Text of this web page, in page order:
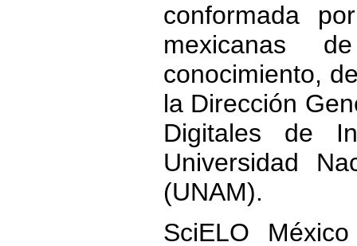
conformada
mexicanas
conocimiento,
la Dirección
Digitales de
Universidad
(UNAM).
SciELO